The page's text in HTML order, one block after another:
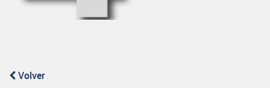
Volver